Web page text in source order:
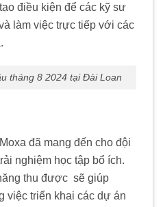
điều kiện để các kỹ sư
làm việc trực tiếp với các
tháng 8 2024 tại Đài Loan
đã mang đến cho đội
nghiệm học tập bổ ích.
thu được sẽ giúp
việc triển khai các dự án